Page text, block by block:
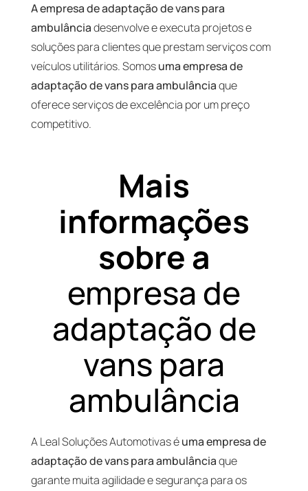
A empresa de adaptação de vans para
ambulânciadesenvolve e executa projetos e
soluções para clientes que prestam serviços com
veículos utilitários. Somosuma empresa de
adaptação de vans para ambulânciaque
oferece serviços de excelência por um preço
competitivo.
Mais
informações
sobre a
empresa de
adaptação de
vans para
ambulância
A Leal Soluções Automotivas éuma empresa de
adaptação de vans para ambulânciaque
garante muita agilidade e segurança para os